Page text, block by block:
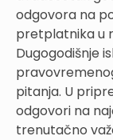
odgovora na
pretplatnika u
Dugogodišnje
pitanja. U
odgovori na
trenutačno